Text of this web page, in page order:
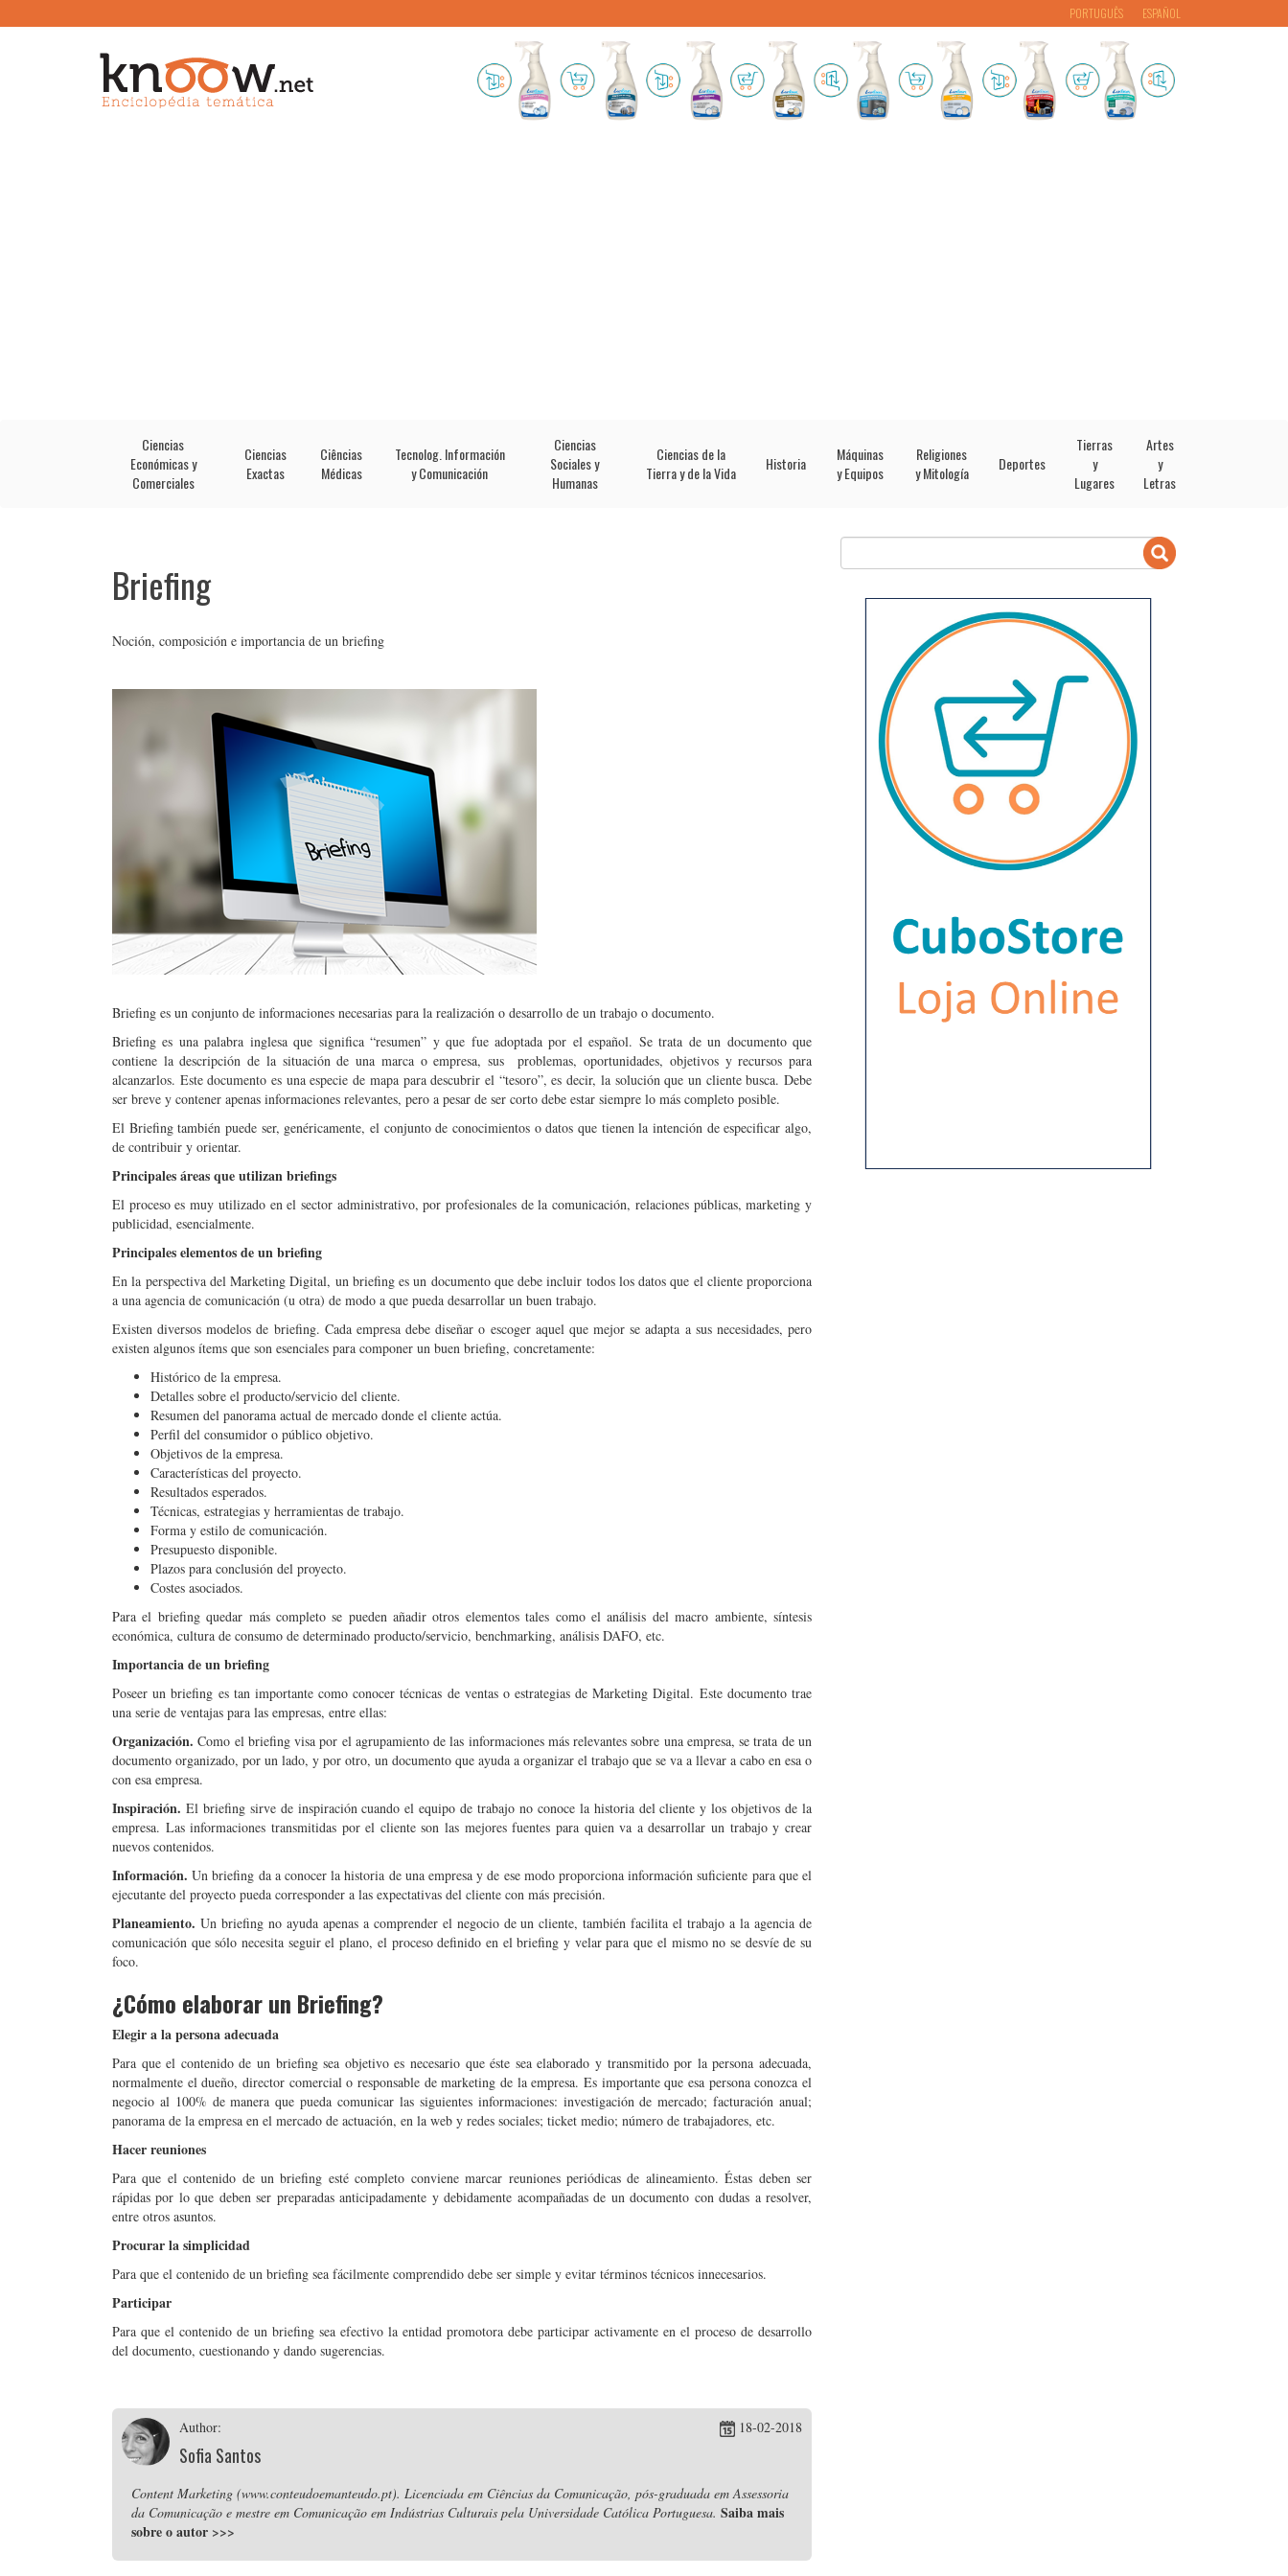
PORTUGUÊS ESPAÑOL
Ciencias
Económicas y
Comerciales
Ciencias
Exactas
Ciências
Médicas
Tecnolog. Información
y Comunicación
Ciencias
Sociales y
Humanas
Ciencias de la
Tierra y de la Vida
Historia
Máquinas
y Equipos
Religiones
y Mitología
Deportes
Tierras
y
Lugares
Artes
y
Letras
Briefing
Noción, composición e importancia de un briefing
Briefing es un conjunto de informaciones necesarias para la realización o desarrollo de un trabajo o documento.
Briefing es una palabra inglesa que significa “resumen” y que fue adoptada por el español. Se trata de un documento que
contiene la descripción de la situación de una marca o empresa, sus problemas, oportunidades, objetivos y recursos para
alcanzarlos. Este documento es una especie de mapa para descubrir el “tesoro”, es decir, la solución que un cliente busca. Debe
ser breve y contener apenas informaciones relevantes, pero a pesar de ser corto debe estar siempre lo más completo posible.
El Briefing también puede ser, genéricamente, el conjunto de conocimientos o datos que tienen la intención de especificar algo,
de contribuir y orientar.
Principales áreas que utilizan briefings
El proceso es muy utilizado en el sector administrativo, por profesionales de la comunicación, relaciones públicas, marketing y
publicidad, esencialmente.
Principales elementos de un briefing
En la perspectiva del Marketing Digital, un briefing es un documento que debe incluir todos los datos que el cliente proporciona
a una agencia de comunicación (u otra) de modo a que pueda desarrollar un buen trabajo.
Existen diversos modelos de briefing. Cada empresa debe diseñar o escoger aquel que mejor se adapta a sus necesidades, pero
existen algunos ítems que son esenciales para componer un buen briefing, concretamente:
Histórico de la empresa.
Detalles sobre el producto/servicio del cliente.
Resumen del panorama actual de mercado donde el cliente actúa.
Perfil del consumidor o público objetivo.
Objetivos de la empresa.
Características del proyecto.
Resultados esperados.
Técnicas, estrategias y herramientas de trabajo.
Forma y estilo de comunicación.
Presupuesto disponible.
Plazos para conclusión del proyecto.
Costes asociados.
Para el briefing quedar más completo se pueden añadir otros elementos tales como el análisis del macro ambiente, síntesis
económica, cultura de consumo de determinado producto/servicio, benchmarking, análisis DAFO, etc.
Importancia de un briefing
Poseer un briefing es tan importante como conocer técnicas de ventas o estrategias de Marketing Digital. Este documento trae
una serie de ventajas para las empresas, entre ellas:
Organización.Como el briefing visa por el agrupamiento de las informaciones más relevantes sobre una empresa, se trata de un
documento organizado, por un lado, y por otro, un documento que ayuda a organizar el trabajo que se va a llevar a cabo en esa o
con esa empresa.
Inspiración. El briefing sirve de inspiración cuando el equipo de trabajo no conoce la historia del cliente y los objetivos de la
empresa. Las informaciones transmitidas por el cliente son las mejores fuentes para quien va a desarrollar un trabajo y crear
nuevos contenidos.
Información.Un briefing da a conocer la historia de una empresa y de ese modo proporciona información suficiente para que el
ejecutante del proyecto pueda corresponder a las expectativas del cliente con más precisión.
Planeamiento. Un briefing no ayuda apenas a comprender el negocio de un cliente, también facilita el trabajo a la agencia de
comunicación que sólo necesita seguir el plano, el proceso definido en el briefing y velar para que el mismo no se desvíe de su
foco.
¿Cómo elaborar un Briefing?
Elegir a la persona adecuada
Para que el contenido de un briefing sea objetivo es necesario que éste sea elaborado y transmitido por la persona adecuada,
normalmente el dueño, director comercial o responsable de marketing de la empresa. Es importante que esa persona conozca el
negocio al 100% de manera que pueda comunicar las siguientes informaciones: investigación de mercado; facturación anual;
panorama de la empresa en el mercado de actuación, en la web y redes sociales; ticket medio; número de trabajadores, etc.
Hacer reuniones
Para que el contenido de un briefing esté completo conviene marcar reuniones periódicas de alineamiento. Éstas deben ser
rápidas por lo que deben ser preparadas anticipadamente y debidamente acompañadas de un documento con dudas a resolver,
entre otros asuntos.
Procurar la simplicidad
Para que el contenido de un briefing sea fácilmente comprendido debe ser simple y evitar términos técnicos innecesarios.
Participar
Para que el contenido de un briefing sea efectivo la entidad promotora debe participar activamente en el proceso de desarrollo
del documento, cuestionando y dando sugerencias.
Author:
Sofia Santos
18-02-2018
Content Marketing (www.conteudoemanteudo.pt). Licenciada em Ciências da Comunicação, pós-graduada em Assessoria
da Comunicação e mestre em Comunicação em Indústrias Culturais pela Universidade Católica Portuguesa. Saiba mais
sobre o autor >>>